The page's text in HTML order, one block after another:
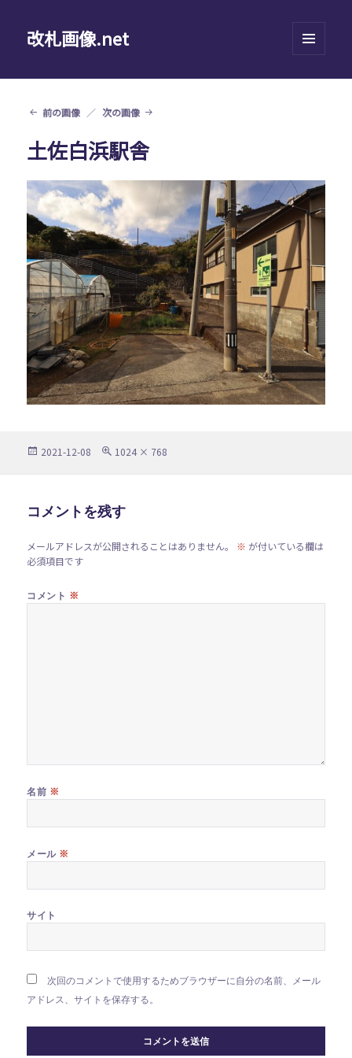
改札画像.net
ーとウ
前の画像 次の画像
土佐白浜駅舎
投
2021-12-08
フ
ズ
1024 × 768
コメントを残す
メールアドレスが公開されることはありません。 ※ が付いている欄は
必須項目です
コメント ※
名前 ※
メール ※
サイト
次回のコメントで使用するためブラウザーに自分の名前、メール
アドレス、サイトを保存する。